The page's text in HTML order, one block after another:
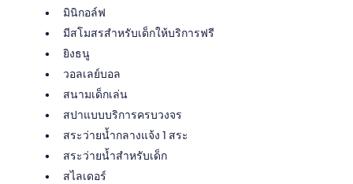
มินิกอล์ฟ
มีสโมสรสำหรับเด็กให้บริการฟรี
ยิงธนู
วอลเลย์บอล
สนามเด็กเล่น
สปาแบบบริการครบวงจร
สระว่ายน้ำกลางแจ้ง 1 สระ
สระว่ายน้ำสำหรับเด็ก
สไลเดอร์